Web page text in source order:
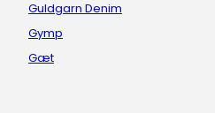
Guldgarn Denim
Gymp
Gæt